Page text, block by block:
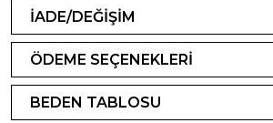
İADE/DEĞİŞİM
ÖDEME SEÇENEKLERİ
BEDEN TABLOSU